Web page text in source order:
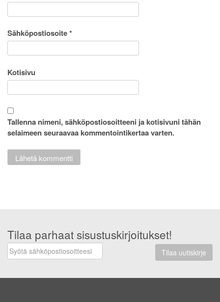
Sähköpostiosoite*
Kotisivu
Tallenna nimeni, sähköpostiosoitteeni ja kotisivuni tähän
selaimeen seuraavaa kommentointikertaa varten.
Tilaa parhaat sisustuskirjoitukset!
Tilaa uutiskirje